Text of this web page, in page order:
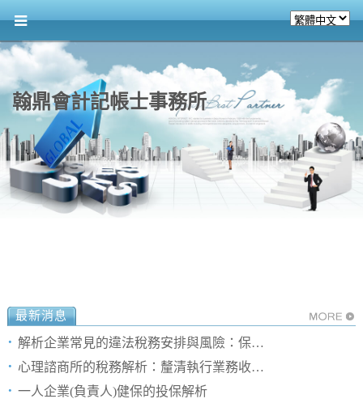
翰鼎會計記帳士事務所
最新消息
解析企業常見的違法稅務安排與風險：保險從業人員的引導與機會
心理諮商所的稅務解析：釐清執行業務收入與營業稅差異
一人企業(負責人)健保的投保解析